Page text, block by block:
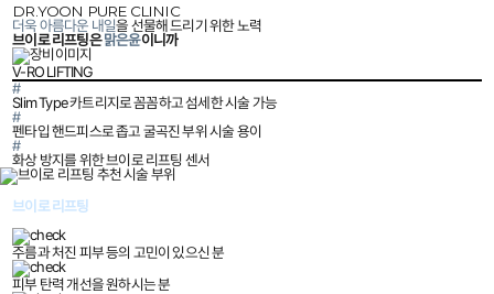
DR.YOON PURE CLINIC
더욱 아름다운 내일을 선물해 드리기 위한 노력
브이로 리프팅은맑은윤이니까
V-RO LIFTING
#
Slim Type 카트리지로 꼼꼼하고 섬세한 시술 가능
#
펜타입 핸드피스로 좁고 굴곡진 부위 시술 용이
#
화상 방지를 위한 브이로 리프팅 센서
브이로 리프팅
주름과 처진 피부 등의 고민이 있으신 분
피부 탄력 개선을 원하시는 분